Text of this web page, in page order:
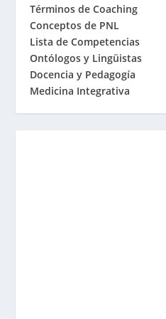
Términos de Coaching
Conceptos de PNL
Lista de Competencias
Ontólogos y Lingüistas
Docencia y Pedagogía
Medicina Integrativa